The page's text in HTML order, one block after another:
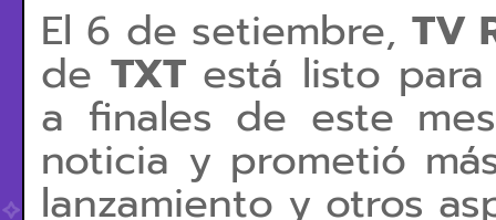
El 6 de setiembre, TV
de TXT está listo
a finales de este
noticia y prometió
lanzamiento y otros